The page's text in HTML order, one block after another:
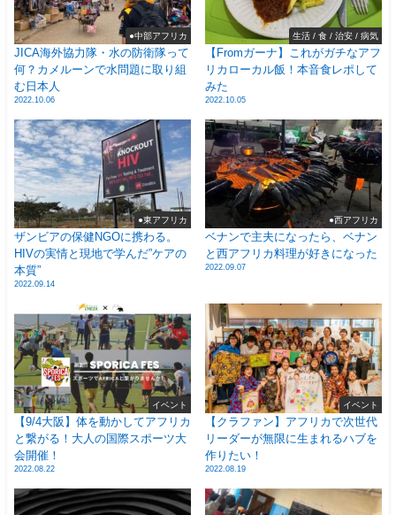
●中部アフリカ
JICA海外協力隊・水の防衛隊って
何？カメルーンで水問題に取り組
む日本人
2022.10.06
生活 / 食 / 治安 / 病気
【Fromガーナ】これがガチなアフ
リカローカル飯！本音食レポして
みた
2022.10.05
●東アフリカ
ザンビアの保健NGOに携わる。
HIVの実情と現地で学んだ”ケアの
本質”
2022.09.14
●西アフリカ
ベナンで主夫になったら、ベナン
と西アフリカ料理が好きになった
2022.09.07
イベント
【9/4大阪】体を動かしてアフリカ
と繋がる！大人の国際スポーツ大
会開催！
2022.08.22
イベント
【クラファン】アフリカで次世代
リーダーが無限に生まれるハブを
作りたい！
2022.08.19